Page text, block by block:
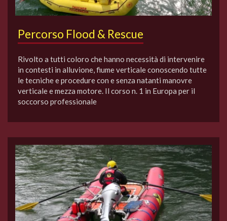
Percorso Flood & Rescue
Rivolto a tutti coloro che hanno necessità di intervenire
in contesti in alluvione, fiume verticale conoscendo tutte
le tecniche e procedure con e senza natanti manovre
verticale e mezza motore. Il corso n. 1 in Europa per il
soccorso professionale